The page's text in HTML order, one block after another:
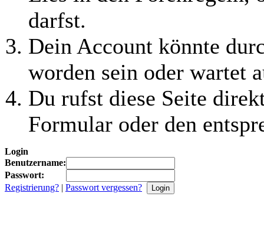
darfst.
Dein Account könnte
worden sein oder wartet
Du rufst diese Seite
Formular oder den
Login
Benutzername:
Passwort:
Registrierung? | Passwort vergessen?